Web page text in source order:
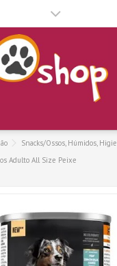
Snacks/Ossos, Húmidos,
Adulto All Size Peixe